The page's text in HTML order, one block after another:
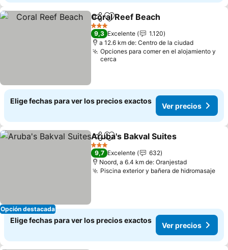
CompartirAgregar a favoritos
Coral Reef Beach
3 Estrellas
9,3 Excelente
1.120
a 12.6 km de: Centro de la ciudad
Opciones para comer en el alojamiento y
cerca
Elige fechas para ver los precios exactos
Ver precios
Opción destacada
CompartirAgregar a favoritos
Aruba's Bakval Suites
3 Estrellas
9,7 Excelente
632
Noord, a 6.4 km de: Oranjestad
Piscina exterior y bañera de hidromasaje
Elige fechas para ver los precios exactos
Ver precios